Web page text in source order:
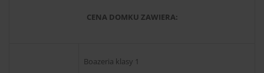
CENA DOMKU ZAWIERA:
Boazeria klasy 1